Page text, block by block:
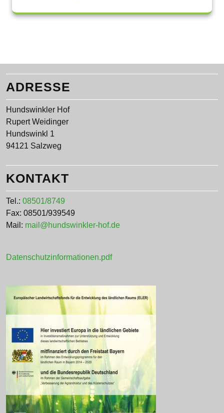
ADRESSE
Hundswinkler Hof
Rupert Weidinger
Hundswinkl 1
94121 Salzweg
KONTAKT
Tel.: 08501/8749
Fax: 08501/939549
Mail: mail@hundswinkler-hof.de
Datenschutzinformationen.pdf